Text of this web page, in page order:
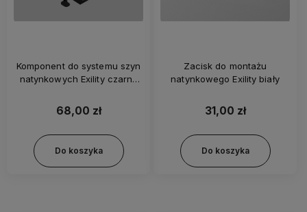
Komponent do systemu szyn
natynkowych Exility czarny
68,00 zł
Do koszyka
Zacisk do montażu
natynkowego Exility biały
31,00 zł
Do koszyka